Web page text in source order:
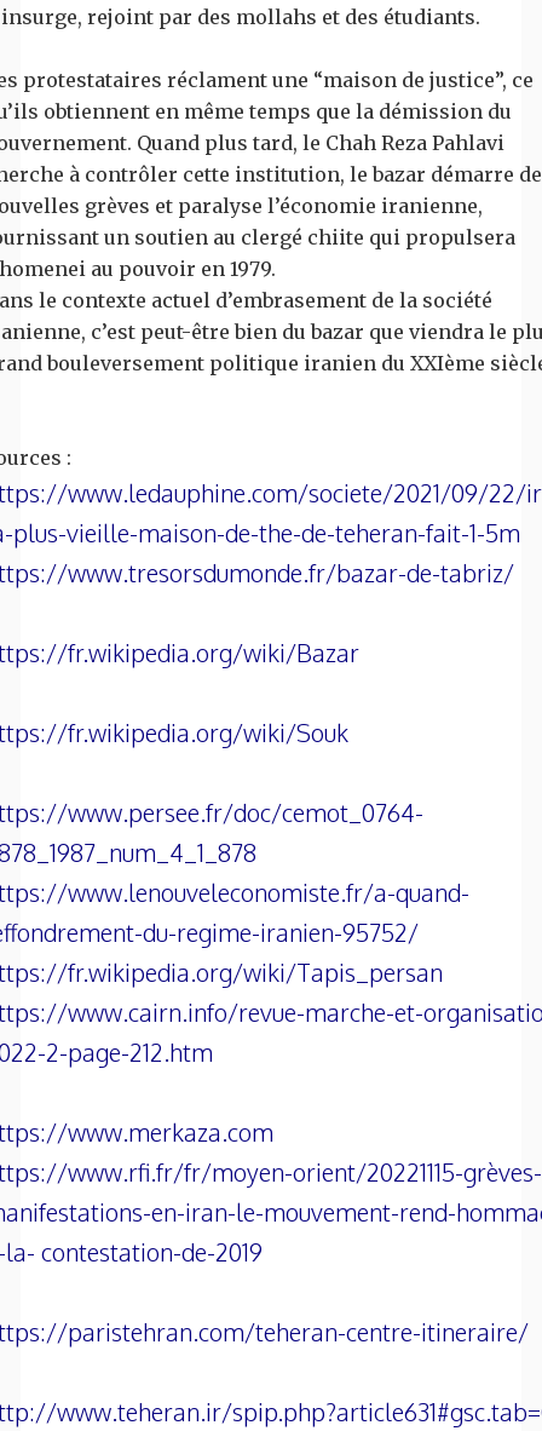
rejoint par des mollahs et des étudiants.
protestataires réclament une “maison de justice”, ce
obtiennent en même temps que la démission du
Quand plus tard, le Chah Reza Pahlavi
à contrôler cette institution, le bazar démarre de
grèves et paralyse l’économie iranienne,
un soutien au clergé chiite qui propulsera
au pouvoir en 1979.
le contexte actuel d’embrasement de la société
c’est peut-être bien du bazar que viendra le
bouleversement politique iranien du XXIème
:
www.ledauphine.com/societe/2021/09/22/
plus-vieille-maison-de-the-de-teheran-fait-1-5m
www.tresorsdumonde.fr/bazar-de-tabriz/
fr.wikipedia.org/wiki/Bazar
fr.wikipedia.org/wiki/Souk
www.persee.fr/doc/cemot_0764-
www.lenouveleconomiste.fr/a-quand-
du-regime-iranien-95752/
fr.wikipedia.org/wiki/Tapis_persan
www.cairn.info/revue-marche-et-
2-page-212.htm
www.merkaza.com
www.rfi.fr/fr/moyen-orient/20221115-grèves-
en-iran-le-mouvement-rend-
contestation-de-2019
paristehran.com/teheran-centre-itineraire/
www.teheran.ir/